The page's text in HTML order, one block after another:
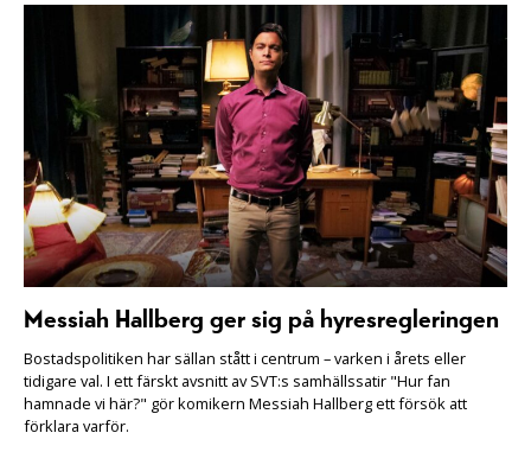
Messiah Hallberg ger sig på hyresregleringen
Bostadspolitiken har sällan stått i centrum – varken i årets eller
tidigare val. I ett färskt avsnitt av SVT:s samhällssatir "Hur fan
hamnade vi här?" gör komikern Messiah Hallberg ett försök att
förklara varför.